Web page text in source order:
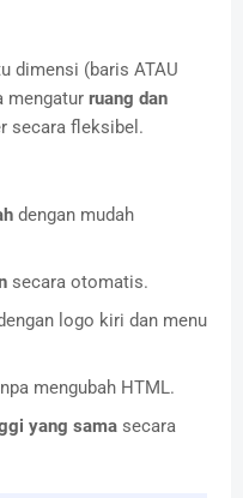
dimensi (baris ATAU
mengatur ruang dan
secara fleksibel.
dengan mudah
secara otomatis.
logo kiri dan menu
mengubah HTML.
yang sama secara